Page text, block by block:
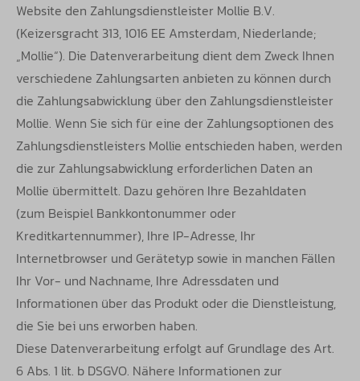
Website den Zahlungsdienstleister Mollie B.V.
(Keizersgracht 313, 1016 EE Amsterdam, Niederlande;
„Mollie“). Die Datenverarbeitung dient dem Zweck Ihnen
verschiedene Zahlungsarten anbieten zu können durch
die Zahlungsabwicklung über den Zahlungsdienstleister
Mollie. Wenn Sie sich für eine der Zahlungsoptionen des
Zahlungsdienstleisters Mollie entschieden haben, werden
die zur Zahlungsabwicklung erforderlichen Daten an
Mollie übermittelt. Dazu gehören Ihre Bezahldaten
(zum Beispiel Bankkontonummer oder
Kreditkartennummer), Ihre IP-Adresse, Ihr
Internetbrowser und Gerätetyp sowie in manchen Fällen
Ihr Vor- und Nachname, Ihre Adressdaten und
Informationen über das Produkt oder die Dienstleistung,
die Sie bei uns erworben haben.
Diese Datenverarbeitung erfolgt auf Grundlage des Art.
6 Abs. 1 lit. b DSGVO. Nähere Informationen zur